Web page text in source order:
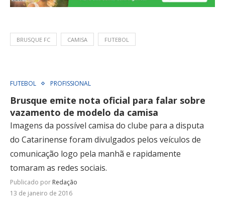
BRUSQUE FC CAMISA FUTEBOL
FUTEBOL PROFISSIONAL
Brusque emite nota oficial para falar sobre
vazamento de modelo da camisa
Imagens da possível camisa do clube para a disputa
do Catarinense foram divulgados pelos veículos de
comunicação logo pela manhã e rapidamente
tomaram as redes sociais.
Publicado por Redação
13 de janeiro de 2016